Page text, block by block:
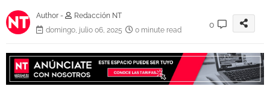
Author -
Redacción NT
domingo, julio 06, 2025
0 minute read
0